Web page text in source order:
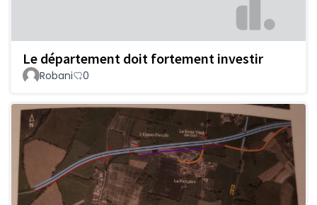
Le département doit fortement investir
Robani 0